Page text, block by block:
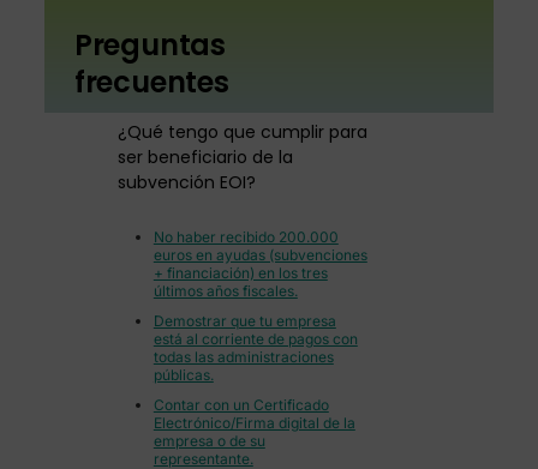
Preguntas
frecuentes
¿Qué tengo que cumplir para
ser beneficiario de la
subvención EOI?
No haber recibido 200.000
euros en ayudas (subvenciones
+ financiación) en los tres
últimos años fiscales.
Demostrar que tu empresa
está al corriente de pagos con
todas las administraciones
públicas.
Contar con un Certificado
Electrónico/Firma digital de la
empresa o de su
representante.